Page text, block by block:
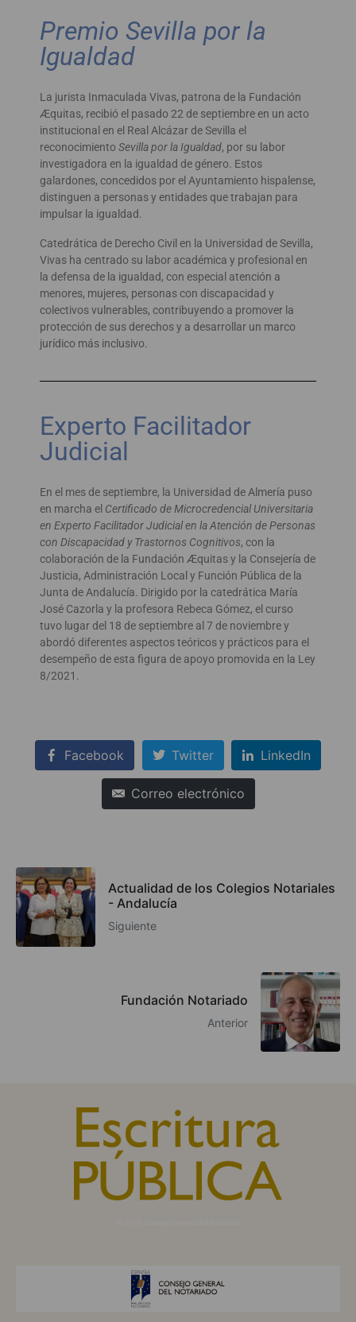
Premio Sevilla por la
Igualdad
La jurista Inmaculada Vivas, patrona de la Fundación
Æquitas, recibió el pasado 22 de septiembre en un acto
institucional en el Real Alcázar de Sevilla el
reconocimiento Sevilla por la Igualdad, por su labor
investigadora en la igualdad de género. Estos
galardones, concedidos por el Ayuntamiento hispalense,
distinguen a personas y entidades que trabajan para
impulsar la igualdad.
Catedrática de Derecho Civil en la Universidad de Sevilla,
Vivas ha centrado su labor académica y profesional en
la defensa de la igualdad, con especial atención a
menores, mujeres, personas con discapacidad y
colectivos vulnerables, contribuyendo a promover la
protección de sus derechos y a desarrollar un marco
jurídico más inclusivo.
Experto Facilitador
Judicial
En el mes de septiembre, la Universidad de Almería puso
en marcha el Certificado de Microcredencial Universitaria
en Experto Facilitador Judicial en la Atención de Personas
con Discapacidad y Trastornos Cognitivos, con la
colaboración de la Fundación Æquitas y la Consejería de
Justicia, Administración Local y Función Pública de la
Junta de Andalucía. Dirigido por la catedrática María
José Cazorla y la profesora Rebeca Gómez, el curso
tuvo lugar del 18 de septiembre al 7 de noviembre y
abordó diferentes aspectos teóricos y prácticos para el
desempeño de esta figura de apoyo promovida en la Ley
8/2021.
Facebook Twitter LinkedIn
Correo electrónico
Actualidad de los Colegios Notariales
- Andalucía
Siguiente
Fundación Notariado
Anterior